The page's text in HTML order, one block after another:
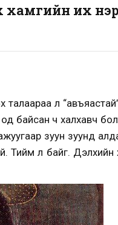
хамгийн их
талаараа л
байсан ч халхавч
зуун зуунд
Тийм л байг.